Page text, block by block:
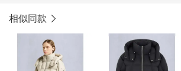
相似同款